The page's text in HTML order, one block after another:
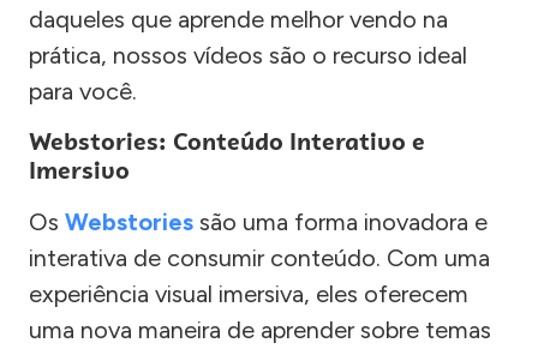
daqueles que aprende melhor vendo na
prática, nossos vídeos são o recurso ideal
para você.
Webstories: Conteúdo Interativo e
Imersivo
Os Webstories são uma forma inovadora e
interativa de consumir conteúdo. Com uma
experiência visual imersiva, eles oferecem
uma nova maneira de aprender sobre temas